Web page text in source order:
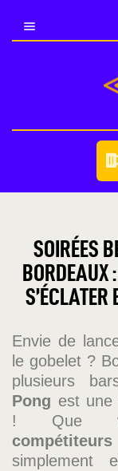
NOS
NOS
COUPE
SOIRÉES
BORDEAUX
S’ÉCLATER
Envie de
le gobelet ?
plusieurs
Pong est une
! Que
simplement